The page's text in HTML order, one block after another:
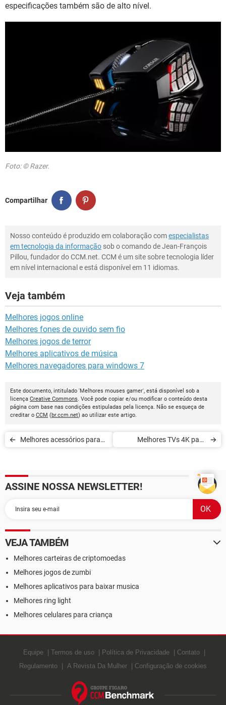
especificações também são de alto nível.
Foto: © Razer.
Compartilhar
Nosso conteúdo é produzido em colaboração comespecialistas
em tecnologia da informação sob o comando de Jean-François
Pillou, fundador do CCM.net. CCM é um site sobre tecnologia líder
em nível internacional e está disponível em 11 idiomas.
Veja também
Melhores jogos online
Melhores fones de ouvido sem fio
Melhores jogos de terror
Melhores aplicativos de música
Melhores navegadores para windows 7
Este documento, intitulado 'Melhores mouses gamer', está disponível sob a
licença Creative Commons. Você pode copiar e/ou modificar o conteúdo desta
página com base nas condições estipuladas pela licença. Não se esqueça de
creditar o CCM (br.ccm.net) ao utilizar este artigo.
Melhores acessórios para
Melhores TVs 4K para
ASSINE NOSSA NEWSLETTER!
VEJA TAMBÉM
Melhores carteiras de criptomoedas
Melhores jogos de zumbi
Melhores aplicativos para baixar musica
Melhores ring light
Melhores celulares para criança
Equipe Termos de uso Política de Privacidade
Contato
Regulamento
A Revista Da Mulher Configuração de cookies